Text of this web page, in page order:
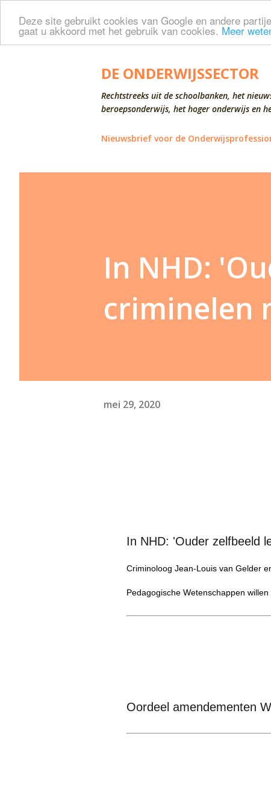
Deze site gebruikt cookies van Google en andere
gaat u akkoord met het gebruik van cookies. Meer
DE ONDERWIJSSECTOR
Rechtstreeks uit de schoolbanken, het
beroepsonderwijs, het hoger onderwijs en
Nieuwsbrief voor de
In NHD:
criminelen
mei 29, 2020
In NHD: 'Ouder zelfbeeld
Criminoloog Jean-Louis van Gelder
Pedagogische Wetenschappen
Oordeel amendementen